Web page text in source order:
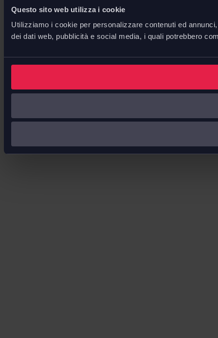
Questo sito web utilizza i cookie
Utilizziamo i cookie per personalizzare contenuti ed
dei dati web, pubblicità e social media, i quali potrebbero